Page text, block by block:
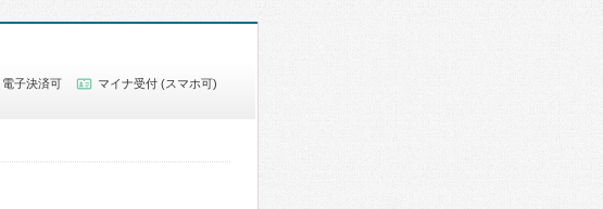
電子決済可
マイナ受付 (スマホ可)